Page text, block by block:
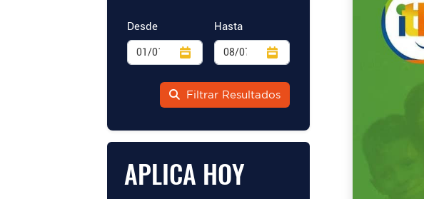
Desde Hasta
Filtrar Resultados
APLICA HOY